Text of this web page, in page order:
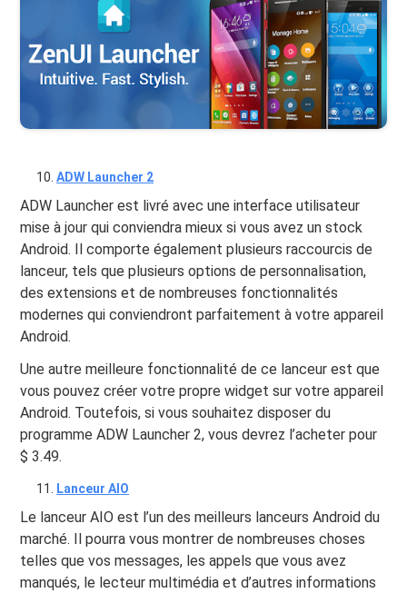
ADW Launcher 2
ADW Launcher est livré avec une interface utilisateur
mise à jour qui conviendra mieux si vous avez un stock
Android. Il comporte également plusieurs raccourcis de
lanceur, tels que plusieurs options de personnalisation,
des extensions et de nombreuses fonctionnalités
modernes qui conviendront parfaitement à votre appareil
Android.
Une autre meilleure fonctionnalité de ce lanceur est que
vous pouvez créer votre propre widget sur votre appareil
Android. Toutefois, si vous souhaitez disposer du
programme ADW Launcher 2, vous devrez l’acheter pour
$ 3.49.
Lanceur AIO
Le lanceur AIO est l’un des meilleurs lanceurs Android du
marché. Il pourra vous montrer de nombreuses choses
telles que vos messages, les appels que vous avez
manqués, le lecteur multimédia et d’autres informations